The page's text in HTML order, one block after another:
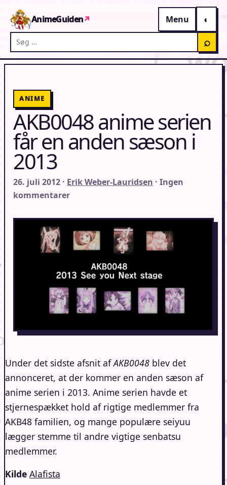
AnimeGuiden↗
Menu
Søg på AnimeGuiden
⌕
ANIME
AKB0048 anime serien
får en anden sæson i
2013
26. juli 2012 · Erik Weber-Lauridsen · Ingen
kommentarer
Under det sidste afsnit afAKB0048 blev det
annonceret, at der kommer en anden sæson af
anime serien i 2013. Anime serien havde et
stjernespækket hold af rigtige medlemmer fra
AKB48 familien, og mange populære seiyuu
lægger stemme til andre vigtige senbatsu
medlemmer.
Kilde Alafista